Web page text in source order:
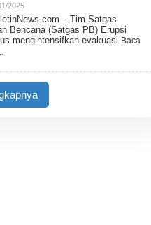
S
2025O
E
H
B
E
T
I
N
– Tim Satgas
Bencana (Satgas PB) Erupsi
mengintensifkan evakuasi Baca